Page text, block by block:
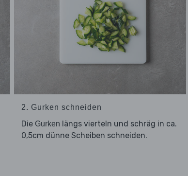
2. Gurken schneiden
Die Gurken längs vierteln und schräg in ca.
0,5cm dünne Scheiben schneiden.